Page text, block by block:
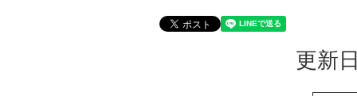
更新